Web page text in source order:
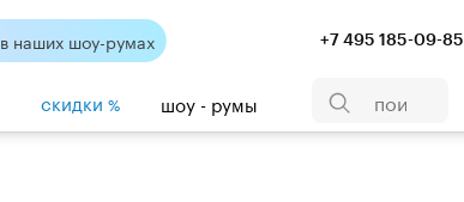
+7 495 185-09-85
в наших шоу-румах
скидки % шоу - румы